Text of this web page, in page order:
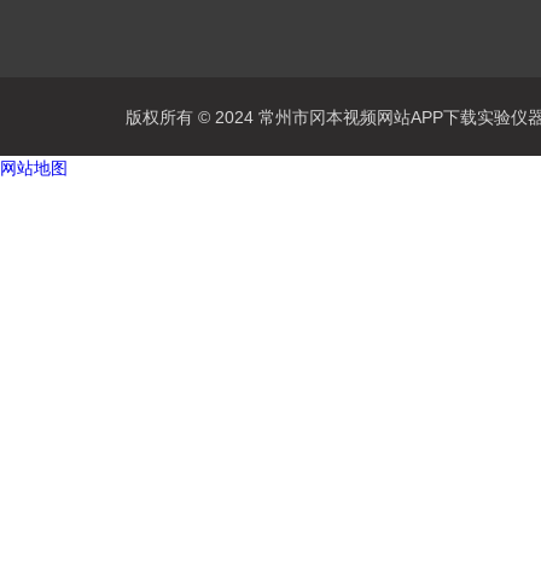
版权所有 © 2024 常州市冈本视频网站APP下载实验
网站地图